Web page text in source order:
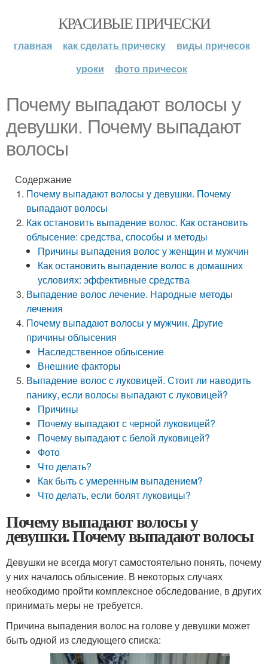
КРАСИВЫЕ ПРИЧЕСКИ
главная как сделать прическу
виды причесок
уроки
фото причесок
Почему выпадают волосы у
девушки. Почему выпадают
волосы
Содержание
Почему выпадают волосы у девушки. Почему
выпадают волосы
Как остановить выпадение волос. Как остановить
облысение: средства, способы и методы
Причины выпадения волос у женщин и мужчин
Как остановить выпадение волос в домашних
условиях: эффективные средства
Выпадение волос лечение. Народные методы
лечения
Почему выпадают волосы у мужчин. Другие
причины облысения
Наследственное облысение
Внешние факторы
Выпадение волос с луковицей. Стоит ли наводить
панику, если волосы выпадают с луковицей?
Причины
Почему выпадают с черной луковицей?
Почему выпадают с белой луковицей?
Фото
Что делать?
Как быть с умеренным выпадением?
Что делать, если болят луковицы?
Почему выпадают волосы у
девушки. Почему выпадают волосы
Девушки не всегда могут самостоятельно понять, почему
у них началось облысение. В некоторых случаях
необходимо пройти комплексное обследование, в других
принимать меры не требуется.
Причина выпадения волос на голове у девушки может
быть одной из следующего списка: